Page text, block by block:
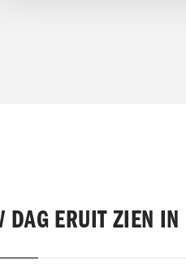
DAG ERUIT ZIEN IN